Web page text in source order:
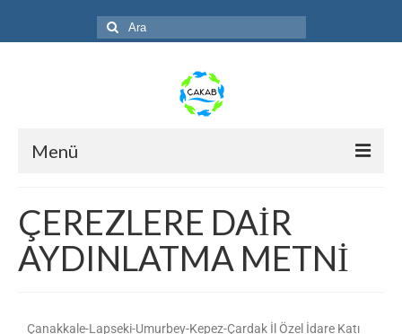
Menü
ÇAKAB
Faaliyetler
ÇEREZLERE DAİR
AYDINLATMA METNİ
Çanakkale-Lapseki-Umurbey-Kepez-Çardak İl Özel İdare Katı